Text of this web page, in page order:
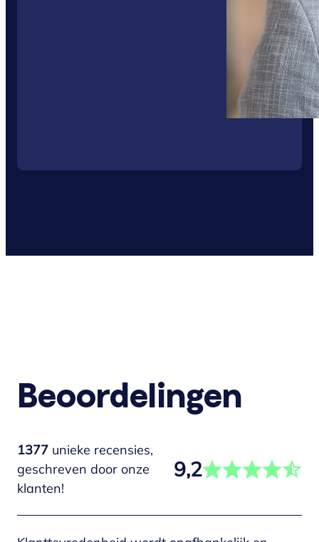
Beoordelingen
1377 unieke recensies,
geschreven door onze
klanten!
9,2